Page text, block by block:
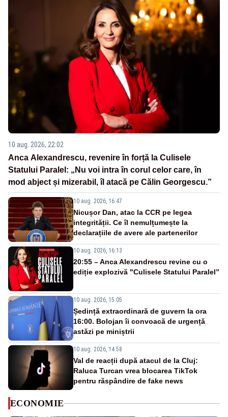
10 aug. 2026, 22:02
Anca Alexandrescu, revenire în forță la Culisele
Statului Paralel: „Nu voi intra în corul celor care, în
mod abject și mizerabil, îl atacă pe Călin Georgescu.”
10 aug. 2026, 16:47
Nicușor Dan, atac la CCR pe legea
integrității. Ce îl nemulțumește la
declarațiile de avere ale partenerilor
10 aug. 2026, 16:13
20:55 – Anca Alexandrescu revine cu o
ediție explozivă "Culisele Statului Paralel”
10 aug. 2026, 15:05
Ședință extraordinară de guvern la ora
16:00. Bolojan îi convoacă de urgență
astăzi pe miniștrii
10 aug. 2026, 14:58
Val de reacții după atacul de la Cluj:
Raluca Turcan vrea blocarea TikTok
pentru răspândire de fake news
ECONOMIE